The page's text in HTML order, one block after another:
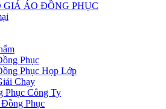
ÁO ĐỒNG PHỤC
Phục
Phục Họp Lớp
Chạy
Phục Công Ty
Phục